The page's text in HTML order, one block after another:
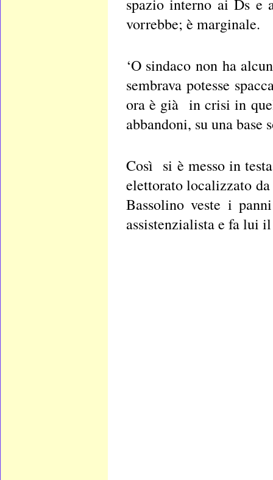
spazio interno ai Ds e
vorrebbe; è marginale.
‘O sindaco non ha
sembrava potesse
ora è già in crisi in
abbandoni, su una
Così si è messo in
elettorato localizzato
Bassolino veste i
assistenzialista e fa lui